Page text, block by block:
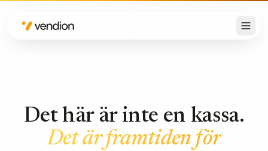
Det här är inte en kassa.
Det är framtiden för